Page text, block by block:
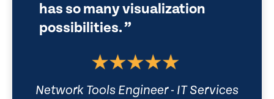
has so many visualization
possibilities.
Network Tools Engineer - IT Services